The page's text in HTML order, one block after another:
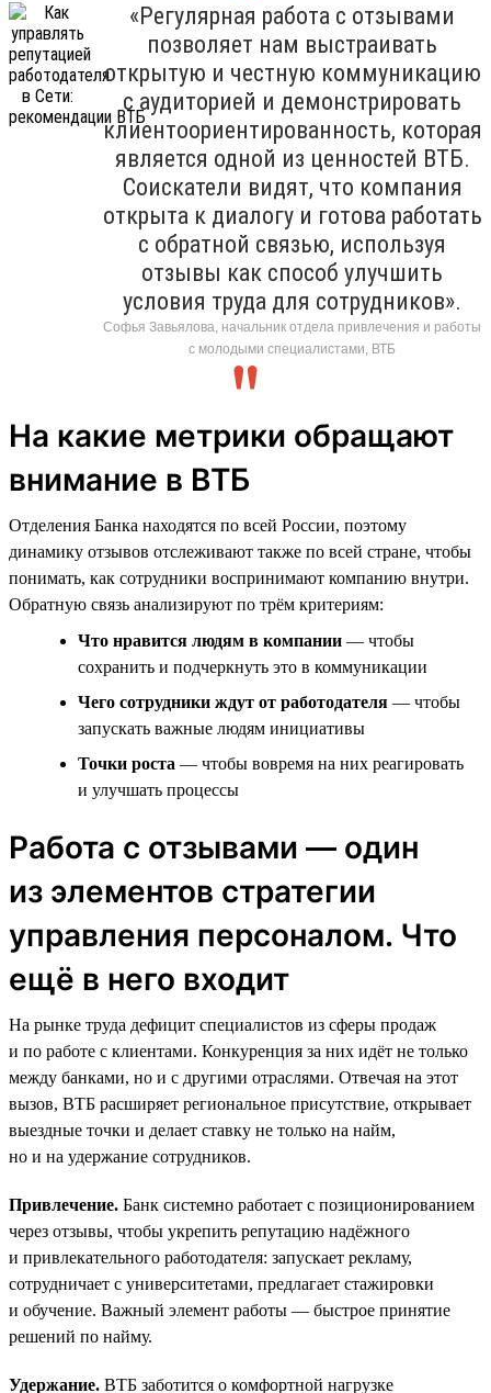
«Регулярная работа с отзывами
позволяет нам выстраивать
открытую и честную коммуникацию
с аудиторией и демонстрировать
клиентоориентированность, которая
является одной из ценностей ВТБ.
Соискатели видят, что компания
открыта к диалогу и готова работать
с обратной связью, используя
отзывы как способ улучшить
условия труда для сотрудников».
Софья Завьялова, начальник отдела привлечения и работы
с молодыми специалистами, ВТБ
На какие метрики обращают
внимание в ВТБ
Отделения Банка находятся по всей России, поэтому
динамику отзывов отслеживают также по всей стране, чтобы
понимать, как сотрудники воспринимают компанию внутри.
Обратную связь анализируют по трём критериям:
Что нравится людям в компании — чтобы
сохранить и подчеркнуть это в коммуникации
Чего сотрудники ждут от работодателя — чтобы
запускать важные людям инициативы
Точки роста — чтобы вовремя на них реагировать
и улучшать процессы
Работа с отзывами — один
из элементов стратегии
управления персоналом. Что
ещё в него входит
На рынке труда дефицит специалистов из сферы продаж
и по работе с клиентами. Конкуренция за них идёт не только
между банками, но и с другими отраслями. Отвечая на этот
вызов, ВТБ расширяет региональное присутствие, открывает
выездные точки и делает ставку не только на найм,
но и на удержание сотрудников.
Привлечение. Банк системно работает с позиционированием
через отзывы, чтобы укрепить репутацию надёжного
и привлекательного работодателя: запускает рекламу,
сотрудничает с университетами, предлагает стажировки
и обучение. Важный элемент работы — быстрое принятие
решений по найму.
Удержание. ВТБ заботится о комфортной нагрузке